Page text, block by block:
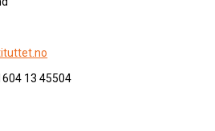
13 45504